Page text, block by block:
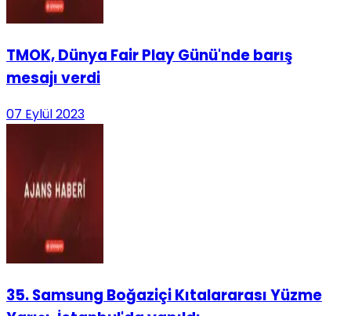
TMOK, Dünya Fair Play Günü'nde barış
mesajı verdi
07 Eylül 2023
35. Samsung Boğaziçi Kıtalararası Yüzme